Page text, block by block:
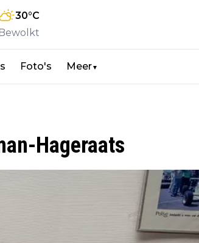
30°C
Foto's Meer▼
Hageraats